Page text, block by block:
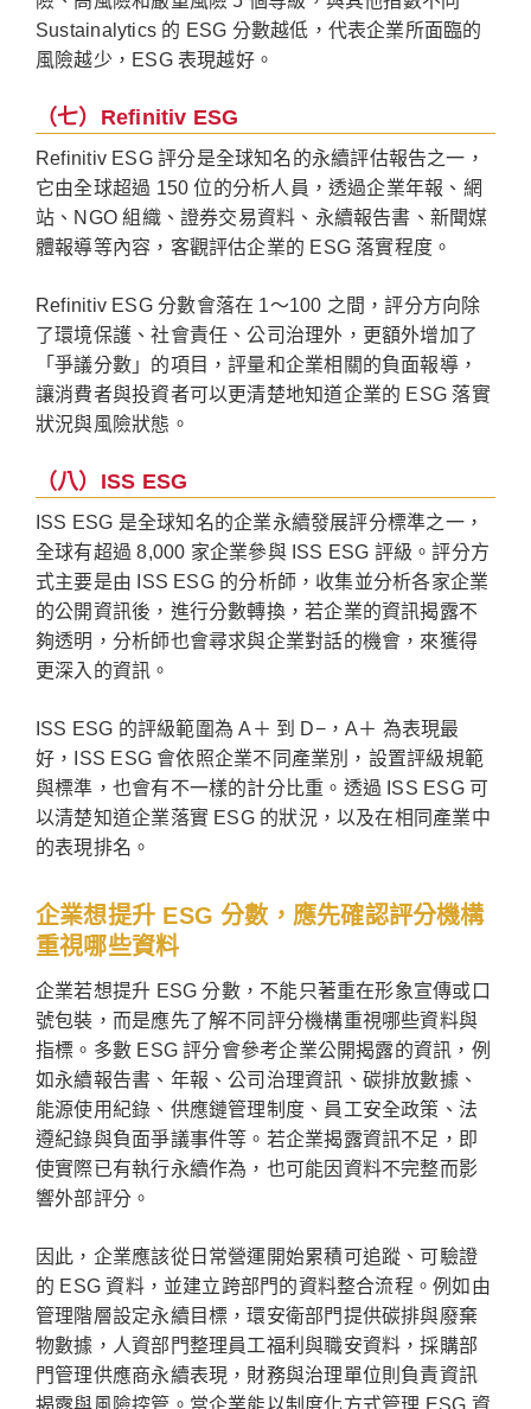
Sustainalytics 的 ESG 分數越低，代表企業所面臨的
風險越少，ESG 表現越好。
（七）Refinitiv ESG
Refinitiv ESG 評分是全球知名的永續評估報告之一，
它由全球超過 150 位的分析人員，透過企業年報、網
站、NGO 組織、證券交易資料、永續報告書、新聞媒
體報導等內容，客觀評估企業的 ESG 落實程度。
Refinitiv ESG 分數會落在 1～100 之間，評分方向除
了環境保護、社會責任、公司治理外，更額外增加了
「爭議分數」的項目，評量和企業相關的負面報導，
讓消費者與投資者可以更清楚地知道企業的 ESG 落實
狀況與風險狀態。
（八）ISS ESG
ISS ESG 是全球知名的企業永續發展評分標準之一，
全球有超過 8,000 家企業參與 ISS ESG 評級。評分方
式主要是由 ISS ESG 的分析師，收集並分析各家企業
的公開資訊後，進行分數轉換，若企業的資訊揭露不
夠透明，分析師也會尋求與企業對話的機會，來獲得
更深入的資訊。
ISS ESG 的評級範圍為 A＋ 到 D−，A＋ 為表現最
好，ISS ESG 會依照企業不同產業別，設置評級規範
與標準，也會有不一樣的計分比重。透過 ISS ESG 可
以清楚知道企業落實 ESG 的狀況，以及在相同產業中
的表現排名。
企業想提升 ESG 分數，應先確認評分機構
重視哪些資料
企業若想提升 ESG 分數，不能只著重在形象宣傳或口
號包裝，而是應先了解不同評分機構重視哪些資料與
指標。多數 ESG 評分會參考企業公開揭露的資訊，例
如永續報告書、年報、公司治理資訊、碳排放數據、
能源使用紀錄、供應鏈管理制度、員工安全政策、法
遵紀錄與負面爭議事件等。若企業揭露資訊不足，即
使實際已有執行永續作為，也可能因資料不完整而影
響外部評分。
因此，企業應該從日常營運開始累積可追蹤、可驗證
的 ESG 資料，並建立跨部門的資料整合流程。例如由
管理階層設定永續目標，環安衛部門提供碳排與廢棄
物數據，人資部門整理員工福利與職安資料，採購部
門管理供應商永續表現，財務與治理單位則負責資訊
揭露與風險控管。當企業能以制度化方式管理 ESG 資